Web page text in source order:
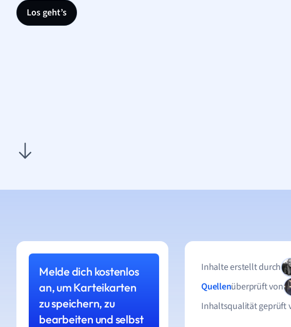
Los geht’s
Melde dich kostenlos
an, um Karteikarten
zu speichern, zu
bearbeiten und selbst
Inhalte erstellt durch
Quellenüberprüft von
Inhaltsqualität geprüft